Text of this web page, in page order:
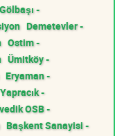
Gölbaşı -
Demetevler -
Ostim -
Ümitköy -
Eryaman -
Yapracık -
OSB -
Başkent Sanayisi -